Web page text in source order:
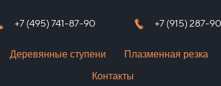
+7 (495) 741-87-90 +7 (915) 287-
Деревянные ступени Плазменная резка
Контакты